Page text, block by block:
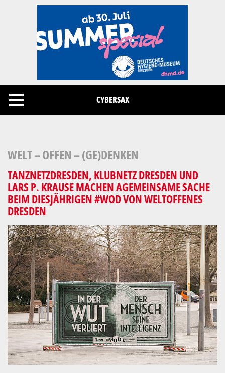
CYBERSAX
WELT – OFFEN – (GE)DENKEN
TANZNETZDRESDEN, KLUBNETZ DRESDEN UND
LARS P. KRAUSE MACHEN AGEMEINSAME SACHE
BEIM DIESJÄHRIGEN #WOD VON WELTOFFENES
DRESDEN
Cookies management panel